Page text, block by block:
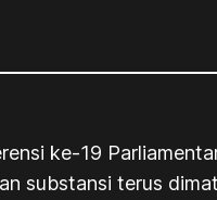
ke-19
substansi terus